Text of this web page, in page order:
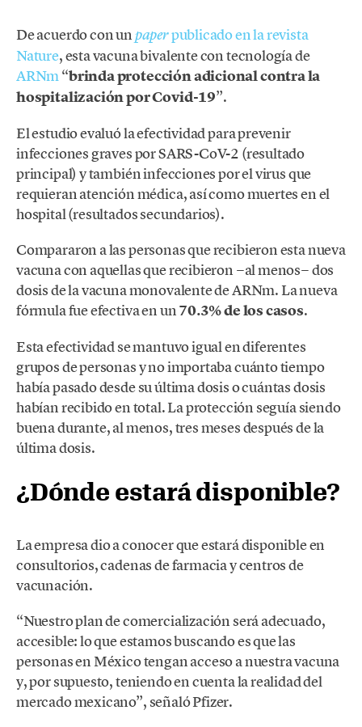
De acuerdo con un paperpublicado en la revista
Nature, esta vacuna bivalente con tecnología de
ARNm “brindaprotección adicional contra la
hospitalización por Covid-19”.
El estudio evaluó la efectividad para prevenir
infecciones graves por SARS-CoV-2 (resultado
principal) y también infecciones por el virus que
requieran atención médica, así como muertes en el
hospital (resultados secundarios).
Compararon a las personas que recibieron esta nueva
vacuna con aquellas que recibieron −al menos− dos
dosis de la vacuna monovalente de ARNm. La nueva
fórmula fue efectiva en un70.3% de los casos.
Esta efectividad se mantuvo igual en diferentes
grupos de personas y no importaba cuánto tiempo
había pasado desde su última dosis o cuántas dosis
habían recibido en total. La protección seguía siendo
buena durante, al menos, tres meses después de la
última dosis.
¿Dónde estará disponible?
La empresa dio a conocer que estará disponible en
consultorios, cadenas de farmacia y centros de
vacunación.
“Nuestro plan de comercialización será adecuado,
accesible: lo que estamos buscando es que las
personas en México tengan acceso a nuestra vacuna
y, por supuesto, teniendo en cuenta la realidad del
mercado mexicano”, señaló Pfizer.